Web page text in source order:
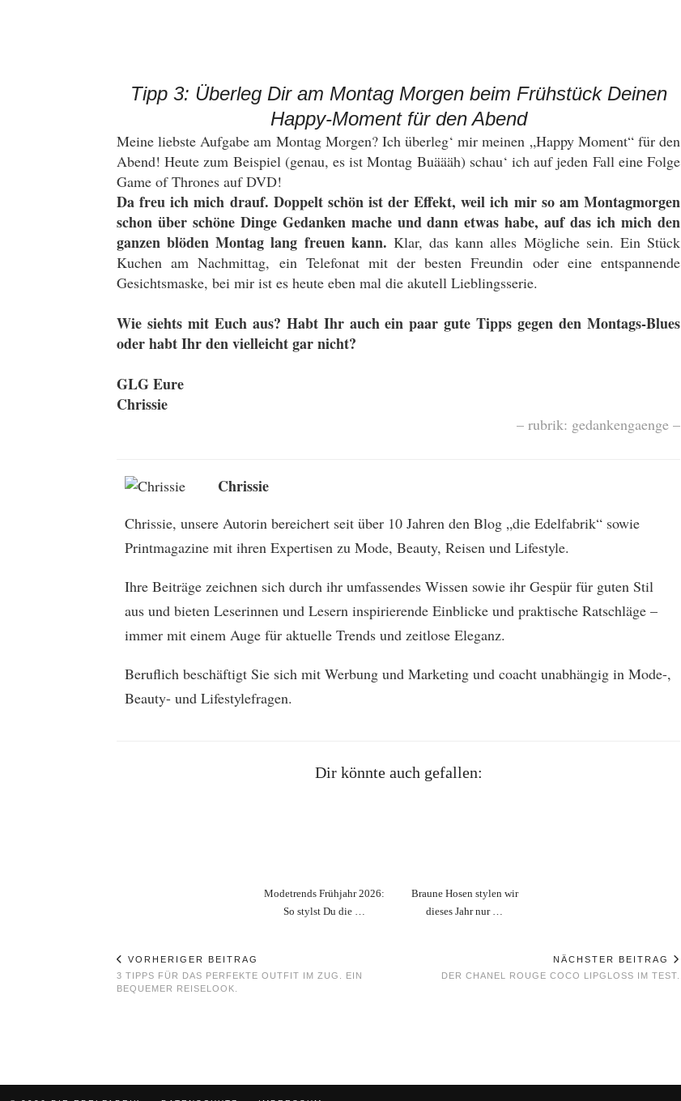
Tipp 3: Überleg Dir am Montag Morgen beim Frühstück Deinen
Happy-Moment für den Abend
Meine liebste Aufgabe am Montag Morgen? Ich überleg‘ mir meinen „Happy Moment“ für den
Abend! Heute zum Beispiel (genau, es ist Montag Buäääh) schau‘ ich auf jeden Fall eine Folge
Game of Thrones auf DVD!
Da freu ich mich drauf. Doppelt schön ist der Effekt, weil ich mir so am Montagmorgen
schon über schöne Dinge Gedanken mache und dann etwas habe, auf das ich mich den
ganzen blöden Montag lang freuen kann. Klar, das kann alles Mögliche sein. Ein Stück
Kuchen am Nachmittag, ein Telefonat mit der besten Freundin oder eine entspannende
Gesichtsmaske, bei mir ist es heute eben mal die akutell Lieblingsserie.
Wie siehts mit Euch aus? Habt Ihr auch ein paar gute Tipps gegen den Montags-Blues
oder habt Ihr den vielleicht gar nicht?
GLG Eure
Chrissie
– rubrik: gedankengaenge –
Chrissie
Chrissie, unsere Autorin bereichert seit über 10 Jahren den Blog „die Edelfabrik“ sowie
Printmagazine mit ihren Expertisen zu Mode, Beauty, Reisen und Lifestyle.
Ihre Beiträge zeichnen sich durch ihr umfassendes Wissen sowie ihr Gespür für guten Stil
aus und bieten Leserinnen und Lesern inspirierende Einblicke und praktische Ratschläge –
immer mit einem Auge für aktuelle Trends und zeitlose Eleganz.
Beruflich beschäftigt Sie sich mit Werbung und Marketing und coacht unabhängig in Mode-,
Beauty- und Lifestylefragen.
Dir könnte auch gefallen:
Modetrends Frühjahr 2026:
So stylst Du die …
Braune Hosen stylen wir
dieses Jahr nur …
VORHERIGER BEITRAG
3 TIPPS FÜR DAS PERFEKTE OUTFIT IM ZUG. EIN
BEQUEMER REISELOOK.
NÄCHSTER BEITRAG
DER CHANEL ROUGE COCO LIPGLOSS IM TEST.